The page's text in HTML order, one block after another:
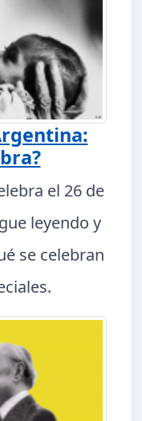
el 26 de
leyendo y
se celebran